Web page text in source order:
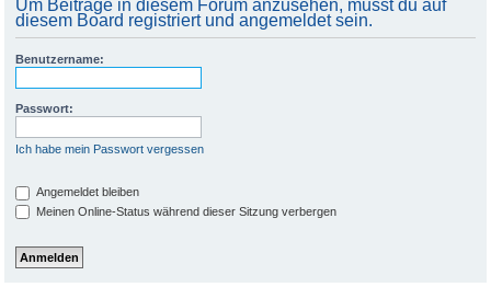
Um Beiträge in diesem Forum anzusehen, musst du auf
diesem Board registriert und angemeldet sein.
Benutzername:
Passwort:
Ich habe mein Passwort vergessen
Angemeldet bleiben
Meinen Online-Status während dieser Sitzung verbergen